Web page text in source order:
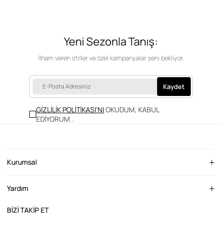
Yeni Sezonla Tanış:
İlham veren stiller ve özel kampanyalar seni bekliyor.
Kaydet
GİZLİLİK POLİTİKASI'NIOKUDUM, KABUL
EDİYORUM..
Kurumsal
Yardım
BİZİ TAKİP ET